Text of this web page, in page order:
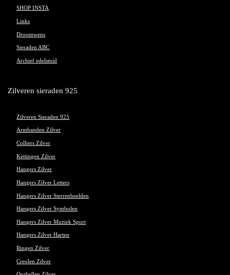
SHOP INSTA
Links
Droomwens
Sieraden ABC
Archief edelsmid
Zilveren sieraden 925
Zilveren Sieraden 925
Armbanden Zilver
Colliers Zilver
Kettingen Zilver
Hangers Zilver
Hangers Zilver Letters
Hangers Zilver Sterrenbeelden
Hangers Zilver Symbolen
Hangers Zilver Muziek Sport
Hangers Zilver Harten
Ringen Zilver
Creolen Zilver